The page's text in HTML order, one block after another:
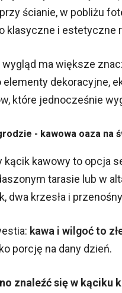
ścianie, w pobliżu
klasyczne i estetyczne
wygląd ma większe
elementy dekoracyjne,
które jednocześnie
- kawowa oaza na
kącik kawowy to opcja
tarasie lub w
dwa krzesła i
kawa i wilgoć to
porcję na dany dzień.
znaleźć się w kąciku